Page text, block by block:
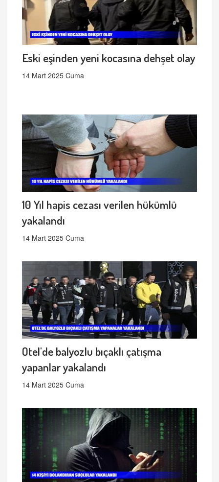
Eski eşinden yeni kocasına dehşet olay
14 Mart 2025 Cuma
10 Yıl hapis cezası verilen hükümlü
yakalandı
14 Mart 2025 Cuma
Otel'de balyozlu bıçaklı çatışma
yapanlar yakalandı
14 Mart 2025 Cuma